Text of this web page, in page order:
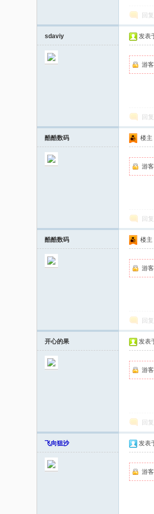
回复
sdaviy 发表
游
回复
酷酷数码 楼主
游
回复
酷酷数码 楼主
游
回复
开心的果 发表
游
回复
飞向狙沙 发表
游